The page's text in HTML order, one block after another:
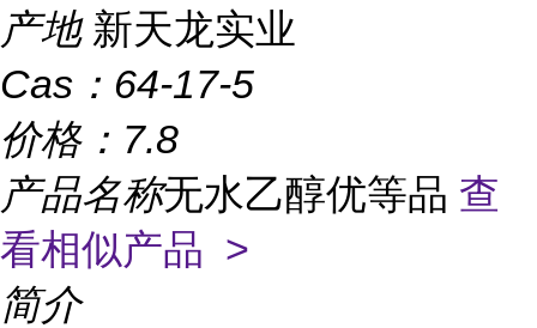
产地 新天龙实业
Cas： 64-17-5
价格： 7.8
产品名称无水乙醇优等品 查
看相似产品 >
简介